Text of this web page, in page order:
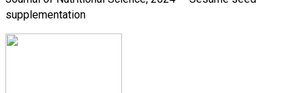
supplementation